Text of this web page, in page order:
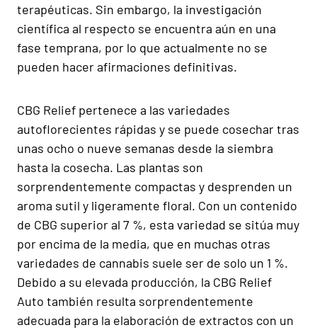
terapéuticas. Sin embargo, la investigación
científica al respecto se encuentra aún en una
fase temprana, por lo que actualmente no se
pueden hacer afirmaciones definitivas.
CBG Relief pertenece a las variedades
autoflorecientes rápidas y se puede cosechar tras
unas ocho o nueve semanas desde la siembra
hasta la cosecha. Las plantas son
sorprendentemente compactas y desprenden un
aroma sutil y ligeramente floral. Con un contenido
de CBG superior al 7 %, esta variedad se sitúa muy
por encima de la media, que en muchas otras
variedades de cannabis suele ser de solo un 1 %.
Debido a su elevada producción, la CBG Relief
Auto también resulta sorprendentemente
adecuada para la elaboración de extractos con un